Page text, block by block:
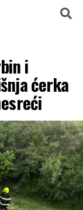
i
ćerka